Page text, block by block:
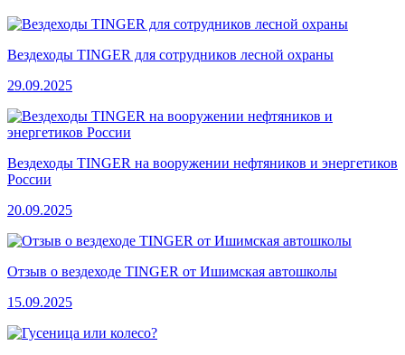
Вездеходы TINGER для сотрудников лесной охраны
29.09.2025
Вездеходы TINGER на вооружении нефтяников и энергетиков
России
20.09.2025
Отзыв о вездеходе TINGER от Ишимская автошколы
15.09.2025